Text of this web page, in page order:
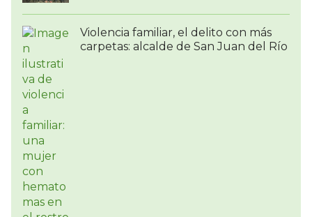
Violencia familiar, el delito con más
carpetas: alcalde de San Juan del Río